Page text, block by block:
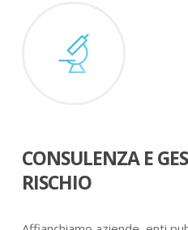
CONSULENZA E
RISCHIO